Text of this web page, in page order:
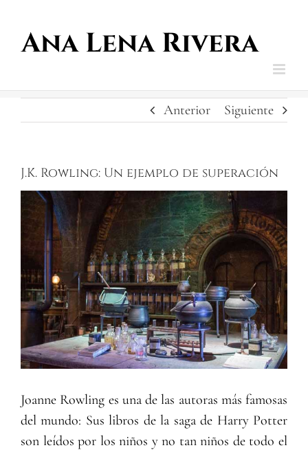
contenido
Anterior Siguiente
J.K. Rowling: Un ejemplo de superación
Ver
imagen
grande
Joanne Rowling es una de las autoras más famosas
del mundo: Sus libros de la saga de Harry Potter
son leídos por los niños y no tan niños de todo el